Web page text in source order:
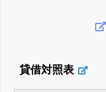
貸借対照表